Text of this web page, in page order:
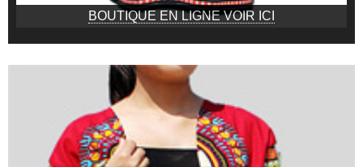
BOUTIQUE EN LIGNE VOIR ICI